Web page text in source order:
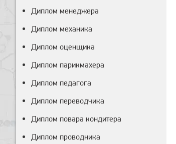
Диплом менеджера
Диплом механика
Диплом оценщика
Диплом парикмахера
Диплом педагога
Диплом переводчика
Диплом повара кондитера
Диплом проводника